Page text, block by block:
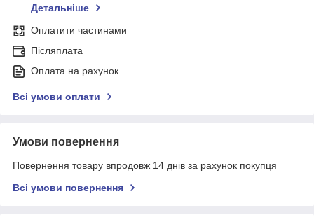
Детальніше
Оплатити частинами
Післяплата
Оплата на рахунок
Всі умови оплати
Умови повернення
Повернення товару впродовж 14 днів за рахунок покупця
Всі умови повернення